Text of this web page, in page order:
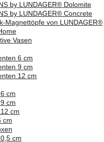
by LUNDAGER® Dolomite
by LUNDAGER® Concrete
Magnettöpfe von LUNDAGER®
Vasen
6 cm
9 cm
12 cm
cm
cm
cm
cm
cm